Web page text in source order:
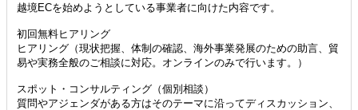
越境ECを始めようとしている事業者に向けた内容です。
初回無料ヒアリング
ヒアリング（現状把握、体制の確認、海外事業発展のための助⾔、貿
易や実務全般のご相談に対応。オンラインのみで⾏います。）
スポット・コンサルティング（個別相談）
質問やアジェンダがある⽅はそのテーマに沿ってディスカッション、